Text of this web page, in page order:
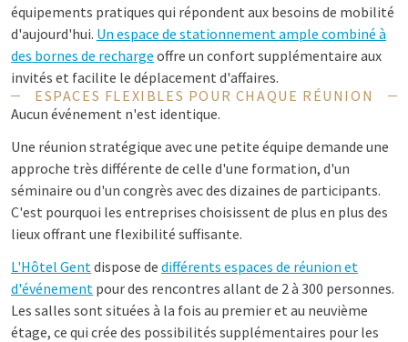
équipements pratiques qui répondent aux besoins de mobilité
d'aujourd'hui. Un espace de stationnement ample combiné à
des bornes de recharge offre un confort supplémentaire aux
invités et facilite le déplacement d'affaires.
ESPACES FLEXIBLES POUR CHAQUE RÉUNION
Aucun événement n'est identique.
Une réunion stratégique avec une petite équipe demande une
approche très différente de celle d'une formation, d'un
séminaire ou d'un congrès avec des dizaines de participants.
C'est pourquoi les entreprises choisissent de plus en plus des
lieux offrant une flexibilité suffisante.
L'Hôtel Gentdispose de différents espaces de réunion et
d'événement pour des rencontres allant de 2 à 300 personnes.
Les salles sont situées à la fois au premier et au neuvième
étage, ce qui crée des possibilités supplémentaires pour les